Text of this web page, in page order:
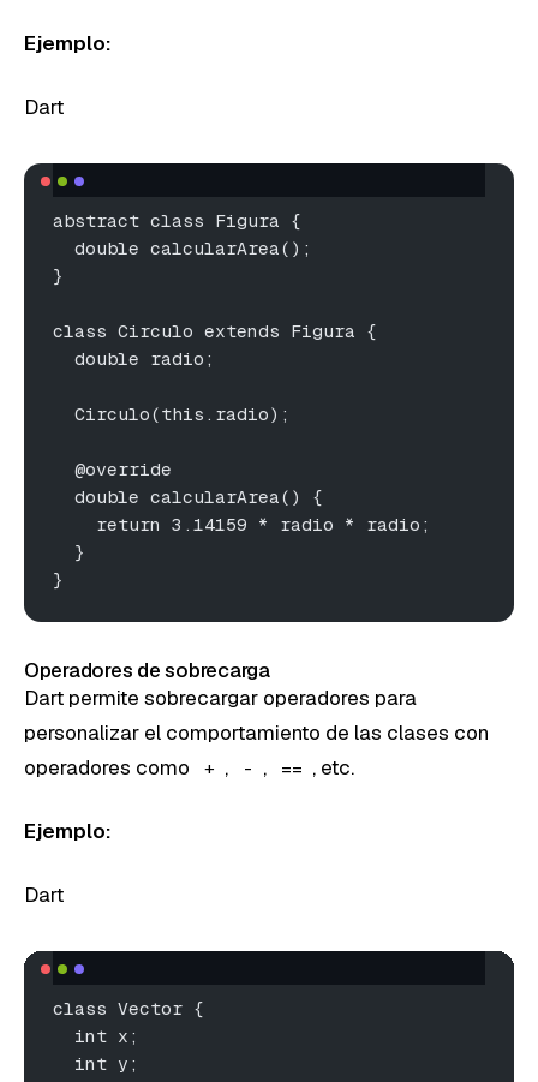
Ejemplo:
Dart
abstract class Figura {
  double calcularArea();
}
class Circulo extends Figura {
  double radio;
  Circulo(this.radio);
  @override
  double calcularArea() {
    return 3.14159 * radio * radio;
  }
}
Operadores de sobrecarga
Dart permite sobrecargar operadores para
personalizar el comportamiento de las clases con
operadores como
+ , - , == , etc.
Ejemplo:
Dart
class Vector {
  int x;
  int y;